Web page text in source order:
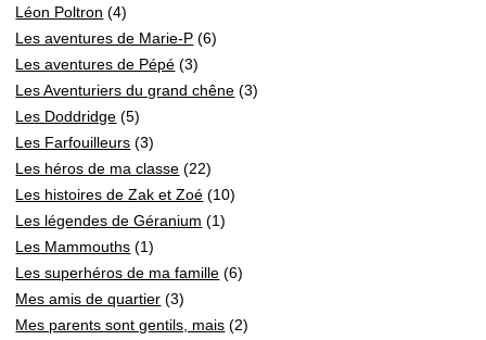
Léon Poltron (4)
Les aventures de Marie-P (6)
Les aventures de Pépé (3)
Les Aventuriers du grand chêne (3)
Les Doddridge (5)
Les Farfouilleurs (3)
Les héros de ma classe (22)
Les histoires de Zak et Zoé (10)
Les légendes de Géranium (1)
Les Mammouths (1)
Les superhéros de ma famille (6)
Mes amis de quartier (3)
Mes parents sont gentils, mais (2)